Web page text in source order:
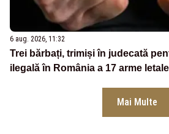
6 aug. 2026, 11:32
Trei bărbați, trimiși în judecată
ilegală în România a 17 arme
Mai Multe